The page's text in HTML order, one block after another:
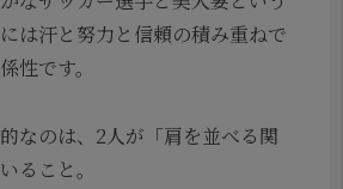
は汗と努力と信頼の積み重ねで
性です。
なのは、2人が「肩を並べる関
ること。